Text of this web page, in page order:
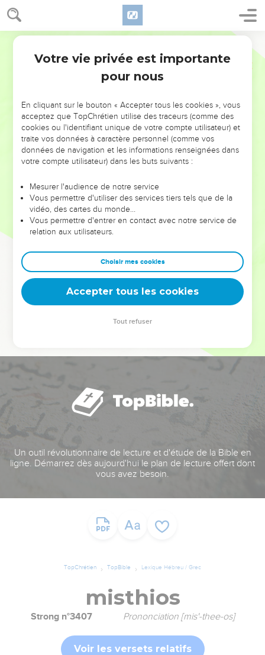
NE MANQUEZ PAS L’ÉVÉNEMENT
DE L’ANNÉE !
ET SI LEURS ERREURS POUVAIENT VOUS ÉVITER LES
VOTRES ?
leur foi ou leur vision. Mais on voit moins les doutes, les erreurs
et les saisons difficiles qu'ils ont traversés, alors même que ce
sont elles qui les ont façonnés.
Dans cette conférence, leaders, entrepreneurs, et responsables
clés pour avancer avec plus de sagesse afin que leurs erreurs
deviennent vos tremplins. Que vous guidiez un ministère, une
équipe, un groupe ou une famille, leur expérience est faite
Un outil révolutionnaire de lecture et d'étude de la Bible en
ligne. Démarrez dès aujourd'hui le plan de lecture offert dont
vous avez besoin.
TopChrétien TopBible Lexique Hébreu / Grec
misthios
Strong n°3407 Prononciation [mis'-thee-os]
Voir les versets relatifs
Votre vie privée est importante
pour nous
En cliquant sur le bouton « Accepter tous les cookies », vous
acceptez que TopChrétien utilise des traceurs (comme des
cookies ou l'identifiant unique de votre compte utilisateur) et
traite vos données à caractère personnel (comme vos
données de navigation et les informations renseignées dans
votre compte utilisateur) dans les buts suivants :
Mesurer l'audience de notre service
Vous permettre d'utiliser des services tiers tels que de la
vidéo, des cartes du monde…
Vous permettre d'entrer en contact avec notre service de
relation aux utilisateurs.
Choisir mes cookies
Accepter tous les cookies
Tout refuser